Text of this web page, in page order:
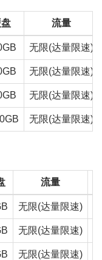
流量
无限(达量限速)
无限(达量限速)
无限(达量限速)
无限(达量限速)
流量
无限(达量限速)
无限(达量限速)
无限(达量限速)